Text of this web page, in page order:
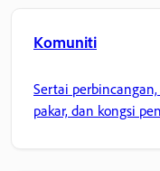
Komuniti
Sertai
pakar, dan kongsi